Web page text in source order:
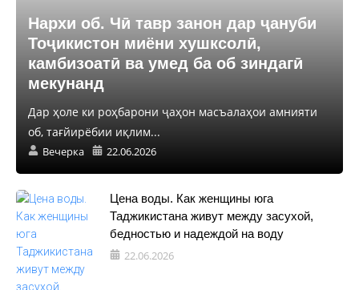
Нархи об. Чӣ тавр занон дар ҷануби
Тоҷикистон миёни хушксолӣ,
камбизоатӣ ва умед ба об зиндагӣ
мекунанд
Дар ҳоле ки роҳбарони ҷаҳон масъалаҳои амнияти
об, тағйирёбии иқлим...
Вечерка 22.06.2026
Цена воды. Как женщины юга
Таджикистана живут между засухой,
бедностью и надеждой на воду
22.06.2026